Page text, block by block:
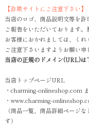
【詐欺サイトにご注意下さい】
当店のロゴ、商品説明文等を
ご報告をいただいております。
お客様におかれましては、く
ご注意下さいますようお願い申
当店の正規のドメイン(URL)は
当店トップページURL
・charming-onlineshop.com ま
・www.charming-
（商品一覧、商品詳細ページ
す）